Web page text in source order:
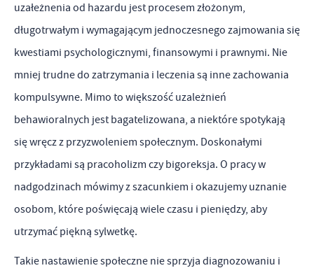
uzałeżnenia od hazardu jest procesem złożonym,
długotrwałym i wymagającym jednoczesnego zajmowania się
kwestiami psychologicznymi, finansowymi i prawnymi. Nie
mniej trudne do zatrzymania i leczenia są inne zachowania
kompulsywne. Mimo to większość uzależnień
behawioralnych jest bagatelizowana, a niektóre spotykają
się wręcz z przyzwoleniem społecznym. Doskonałymi
przykładami są pracoholizm czy bigoreksja. O pracy w
nadgodzinach mówimy z szacunkiem i okazujemy uznanie
osobom, które poświęcają wiele czasu i pieniędzy, aby
utrzymać piękną sylwetkę.
Takie nastawienie społeczne nie sprzyja diagnozowaniu i